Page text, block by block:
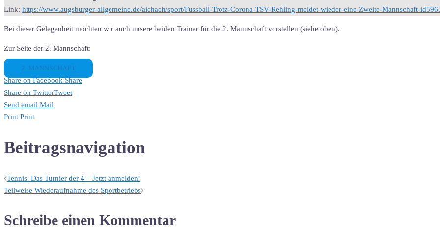
Link: https://www.augsburger-allgemeine.de/aichach/sport/Fussball-Trotz-Corona-TSV-Rehling-meldet-wieder-eine-Zweite-Mannschaft-
Bei dieser Gelegenheit möchten wir auch unsere beiden Trainer für die 2. Mannschaft vorstellen (siehe oben).
Zur Seite der 2. Mannschaft:
2. MANNSCHAFT
Share on Facebook Share
Share on TwitterTweet
Send email Mail
Print Print
Beitragsnavigation
Tennis: Das Turnier der 4 – Jetzt anmelden!
Teilweise Wiederaufnahme des Sportbetriebs
Schreibe einen Kommentar